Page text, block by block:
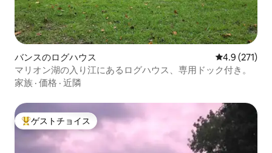
バンスのログハウス レビュー271
4.9 (271)
マリオン湖の入り江にあるログハウス、専用ドック付き。
家族 · 価格 · 近隣
大好評のゲストチョイスです。
ゲストチョイス